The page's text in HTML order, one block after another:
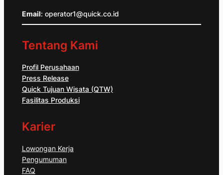
Email: operator1@quick.co.id
Tentang Kami
Profil Perusahaan
Press Release
Quick Tujuan Wisata (QTW)
Fasilitas Produksi
Karier
Lowongan Kerja
Pengumuman
FAQ